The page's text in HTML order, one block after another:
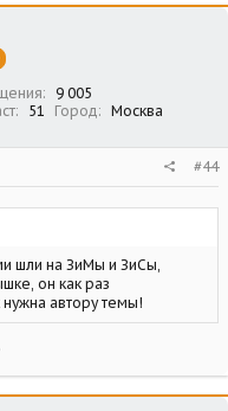
9 005
51 Город
Москва
#44
шли на ЗиМы и ЗиСы,
он как раз
автору темы!